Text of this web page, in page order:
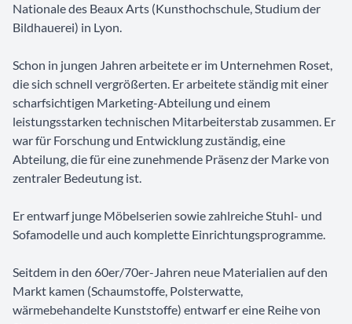
Nationale des Beaux Arts (Kunsthochschule, Studium der
Bildhauerei) in Lyon.
Schon in jungen Jahren arbeitete er im Unternehmen Roset,
die sich schnell vergrößerten. Er arbeitete ständig mit einer
scharfsichtigen Marketing-Abteilung und einem
leistungsstarken technischen Mitarbeiterstab zusammen. Er
war für Forschung und Entwicklung zuständig, eine
Abteilung, die für eine zunehmende Präsenz der Marke von
zentraler Bedeutung ist.
Er entwarf junge Möbelserien sowie zahlreiche Stuhl- und
Sofamodelle und auch komplette Einrichtungsprogramme.
Seitdem in den 60er/70er-Jahren neue Materialien auf den
Markt kamen (Schaumstoffe, Polsterwatte,
wärmebehandelte Kunststoffe) entwarf er eine Reihe von